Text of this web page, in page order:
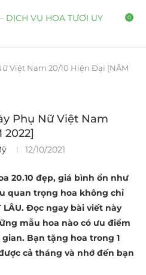
0
Việt Nam 20/10 Hiện Đại [NĂM
Phụ Nữ Việt Nam
2022]
12/10/2021
20.10 đẹp, giá bình ổn như
quan trọng hoa không chỉ
LÂU. Đọc ngay bài viết này
mẫu hoa nào có ưu điểm
Bạn tặng hoa trong 1
cả tháng và nhớ đến bạn